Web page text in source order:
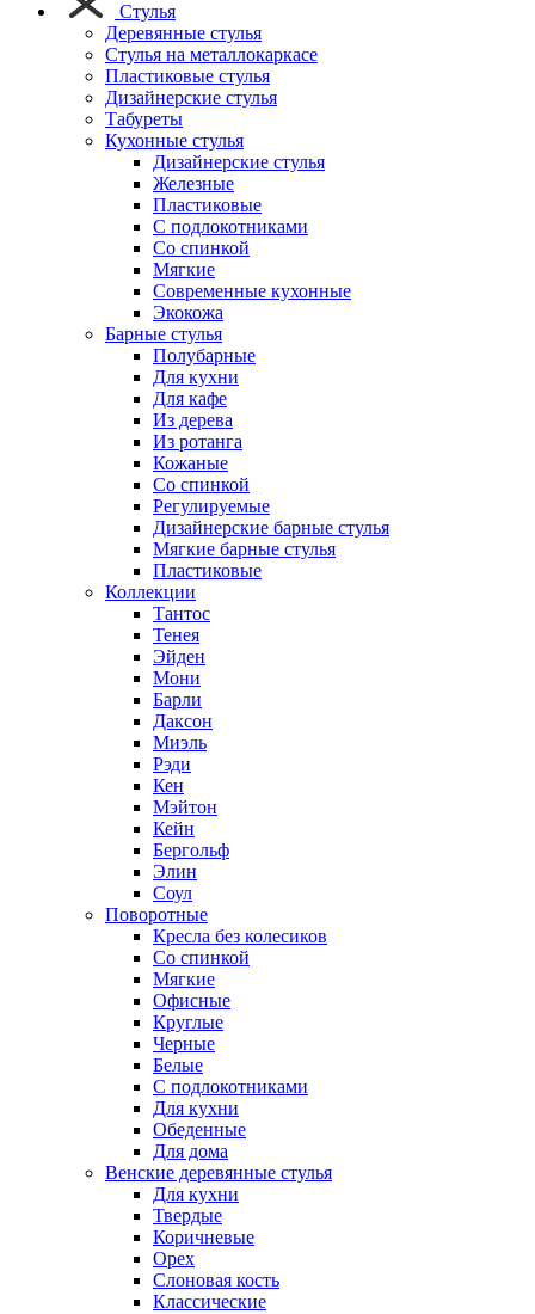
Стулья
Деревянные стулья
Стулья на металлокаркасе
Пластиковые стулья
Дизайнерские стулья
Табуреты
Кухонные стулья
Дизайнерские стулья
Железные
Пластиковые
С подлокотниками
Со спинкой
Мягкие
Современные кухонные
Экокожа
Барные стулья
Полубарные
Для кухни
Для кафе
Из дерева
Из ротанга
Кожаные
Со спинкой
Регулируемые
Дизайнерские барные стулья
Мягкие барные стулья
Пластиковые
Коллекции
Тантос
Тенея
Эйден
Мони
Барли
Даксон
Миэль
Рэди
Кен
Мэйтон
Кейн
Бергольф
Элин
Соул
Поворотные
Кресла без колесиков
Со спинкой
Мягкие
Офисные
Круглые
Черные
Белые
С подлокотниками
Для кухни
Обеденные
Для дома
Венские деревянные стулья
Для кухни
Твердые
Коричневые
Орех
Слоновая кость
Классические